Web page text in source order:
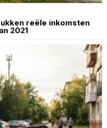
reële inkomsten
2021